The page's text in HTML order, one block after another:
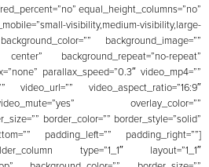
equal_height_columns=”no”
visibility,medium-visibility,large-
background_image=””
center” background_repeat=”no-repeat”
parallax_speed=”0.3″ video_mp4=””
video_url=”” video_aspect_ratio=”16:9″
overlay_color=””
border_color=”” border_style=”solid”
padding_left=”” padding_right=””]
type=”1_1″ layout=”1_1″